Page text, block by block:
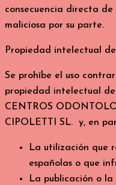
consecuencia directa
maliciosa por su parte.
Propiedad intelectual
Se prohíbe el uso
propiedad intelectual de
CENTROS
CIPOLETTI SL. y, en
La utilización que
españolas o que
La publicación o